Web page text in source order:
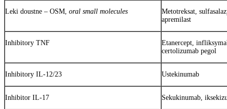
Leki doustne – OSM, oral small molecules
Metotreksat,
apremilast
Inhibitory TNF
Etanercept,
certolizumab pegol
Inhibitory IL-12/23 Ustekinumab
Inhibitor IL-17 Sekukinumab,